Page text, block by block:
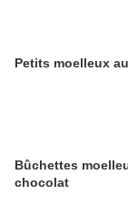
Petits moelleux
Bûchettes
chocolat